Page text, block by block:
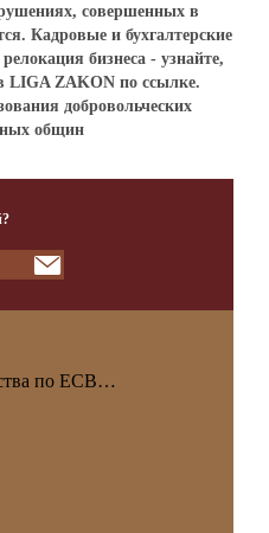
совершенных в
Кадровые и бухгалтерские
бизнеса - узнайте,
LIGA ZAKON по ссылке.
добровольческих
общин
по ЕСВ…